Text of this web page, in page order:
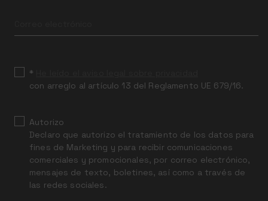
field
*
con arreglo al artículo 13 del Reglamento UE 679/16.
Autorizo
Declaro que autorizo el tratamiento de los datos para
fines de Marketing y para recibir comunicaciones
comerciales y promocionales, por correo electrónico,
mensajes de texto, boletines, así como a través de
las redes sociales.